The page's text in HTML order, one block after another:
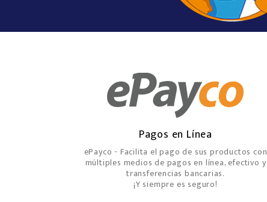
Pagos en Línea
ePayco - Facilita el pago de sus productos con
múltiples medios de pagos en línea, efectivo y
transferencias bancarias.
¡Y siempre es seguro!